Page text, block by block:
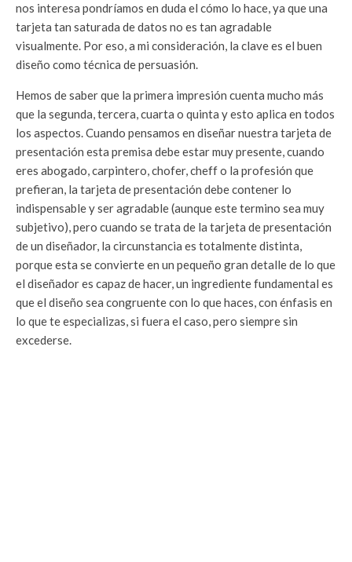
nos interesa pondríamos en duda el cómo lo hace, ya que una
tarjeta tan saturada de datos no es tan agradable
visualmente. Por eso, a mi consideración, la clave es el buen
diseño como técnica de persuasión.
Hemos de saber que la primera impresión cuenta mucho más
que la segunda, tercera, cuarta o quinta y esto aplica en todos
los aspectos. Cuando pensamos en diseñar nuestra tarjeta de
presentación esta premisa debe estar muy presente, cuando
eres abogado, carpintero, chofer, cheff o la profesión que
prefieran, la tarjeta de presentación debe contener lo
indispensable y ser agradable (aunque este termino sea muy
subjetivo), pero cuando se trata de la tarjeta de presentación
de un diseñador, la circunstancia es totalmente distinta,
porque esta se convierte en un pequeño gran detalle de lo que
el diseñador es capaz de hacer, un ingrediente fundamental es
que el diseño sea congruente con lo que haces, con énfasis en
lo que te especializas, si fuera el caso, pero siempre sin
excederse.